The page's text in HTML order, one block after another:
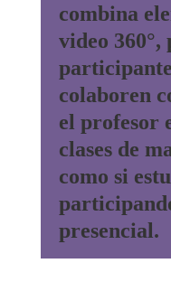
combina
video 360°,
colaboren
el profesor
clases de
como si
presencial.